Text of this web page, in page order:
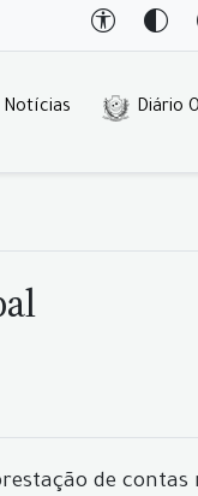
Notícias Diário
de